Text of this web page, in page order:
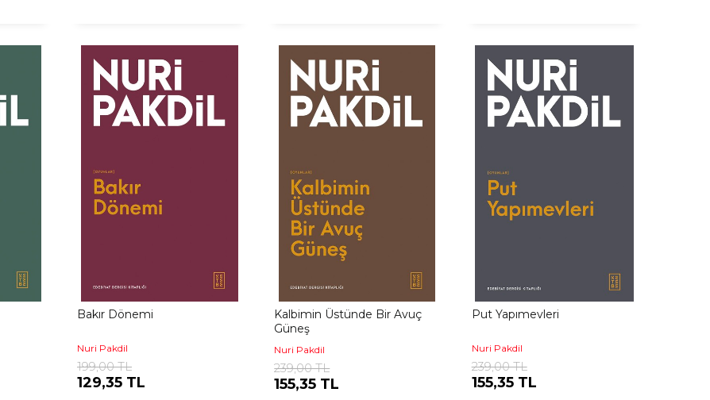
Bakır Dönemi
Nuri Pakdil
199,00 TL
129,35 TL
Kalbimin Üstünde Bir Avuç
Güneş
Nuri Pakdil
239,00 TL
155,35 TL
Put Yapımevleri
Nuri Pakdil
239,00 TL
155,35 TL